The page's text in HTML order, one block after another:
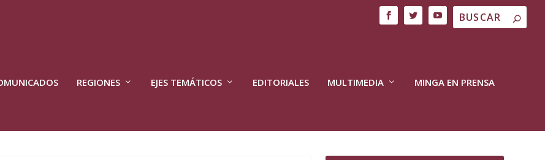
REGIONES EJES TEMÁTICOS EDITORIALES MULTIMEDIA MINGA EN PRENSA